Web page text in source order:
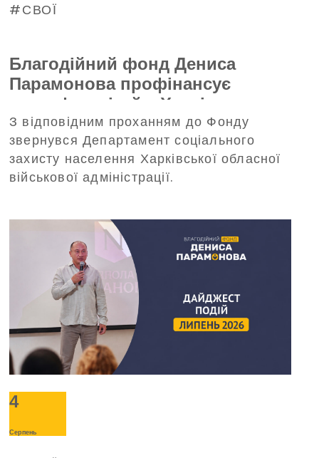
СВОЇ
Благодійний фонд Дениса
Парамонова профінансує
трансфер дітей з Харківщини на
відпочинок до Польщі
З відповідним проханням до Фонду
звернувся Департамент соціального
захисту населення Харківської обласної
військової адміністрації.
4
Серпень